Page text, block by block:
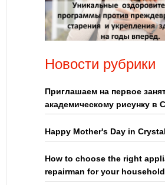
Новости рубрики
Приглашаем на первое
академическому рисунку в
Happy Mother's Day in Crystal
How to choose the right
repairman for your